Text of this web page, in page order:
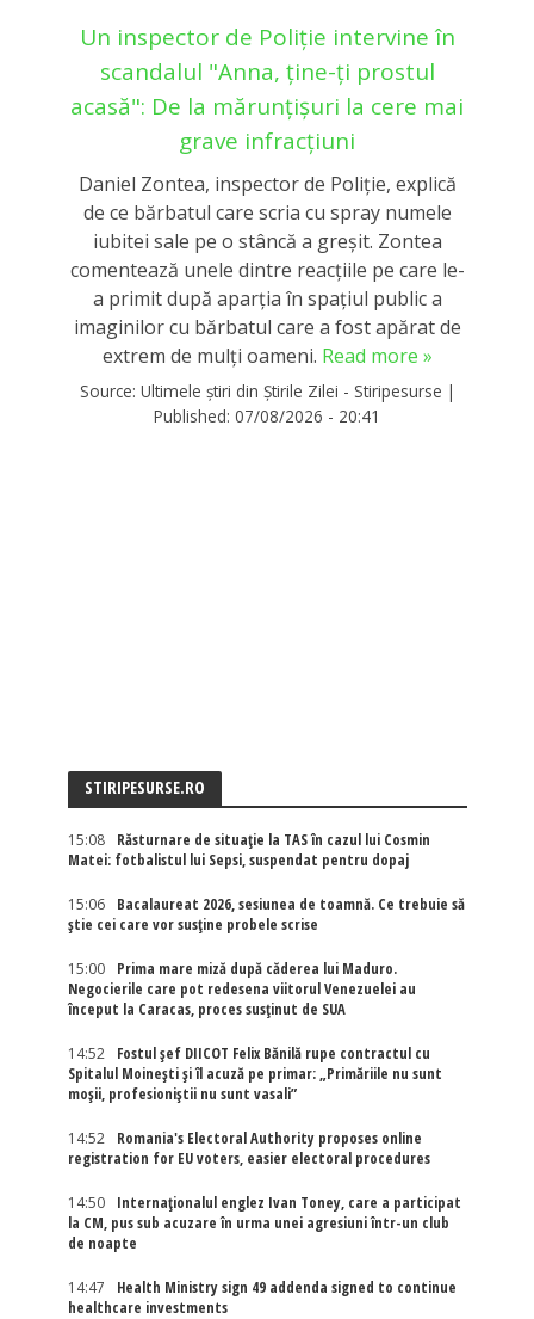
Un inspector de Poliție intervine în
scandalul "Anna, ține-ți prostul
acasă": De la mărunțișuri la cere mai
grave infracțiuni
Daniel Zontea, inspector de Poliţie, explică
de ce bărbatul care scria cu spray numele
iubitei sale pe o stâncă a greșit. Zontea
comentează unele dintre reacţiile pe care le-
a primit după aparţia în spaţiul public a
imaginilor cu bărbatul care a fost apărat de
extrem de mulți oameni. Read more »
Source: Ultimele știri din Știrile Zilei - Stiripesurse |
Published: 07/08/2026 - 20:41
STIRIPESURSE.RO
15:08
Răsturnare de situație la TAS în cazul lui Cosmin
Matei: fotbalistul lui Sepsi, suspendat pentru dopaj
15:06
Bacalaureat 2026, sesiunea de toamnă. Ce trebuie să
știe cei care vor susține probele scrise
15:00
Prima mare miză după căderea lui Maduro.
Negocierile care pot redesena viitorul Venezuelei au
început la Caracas, proces susținut de SUA
14:52
Fostul șef DIICOT Felix Bănilă rupe contractul cu
Spitalul Moinești și îl acuză pe primar: „Primăriile nu sunt
moșii, profesioniștii nu sunt vasali”
14:52
Romania's Electoral Authority proposes online
registration for EU voters, easier electoral procedures
14:50
Internaţionalul englez Ivan Toney, care a participat
la CM, pus sub acuzare în urma unei agresiuni într-un club
de noapte
14:47
Health Ministry sign 49 addenda signed to continue
healthcare investments